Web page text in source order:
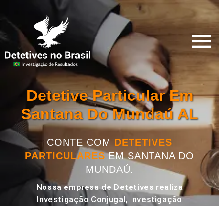
Detetive Particular Em
Santana Do Mundaú AL
CONTE COM DETETIVES
PARTICULARESEM SANTANA DO
MUNDAÚ.
Nossa empresa de Detetives realiza
Investigação Conjugal, Investigação